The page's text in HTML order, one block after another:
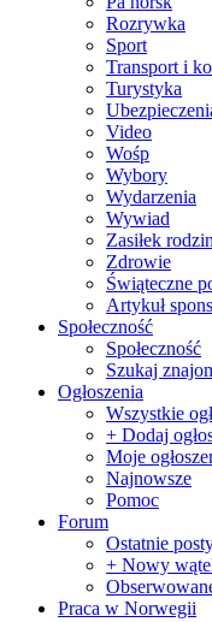
Rozrywka
Sport
Transport i
Turystyka
Video
Wośp
Wybory
Wydarzenia
Wywiad
Zasiłek
Zdrowie
Świąteczne
Artykuł
Społeczność
Społeczność
Szukaj
Ogłoszenia
Wszystkie
+ Dodaj
Moje
Najnowsze
Pomoc
Forum
Ostatnie
+ Nowy
Praca w Norwegii